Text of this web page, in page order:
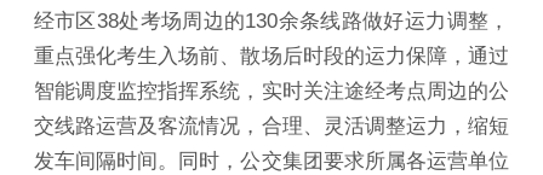
经市区38处考场周边的130余条线路做好运力调整，
重点强化考生入场前、散场后时段的运力保障，通过
智能调度监控指挥系统，实时关注途经考点周边的公
交线路运营及客流情况，合理、灵活调整运力，缩短
发车间隔时间。同时，公交集团要求所属各运营单位